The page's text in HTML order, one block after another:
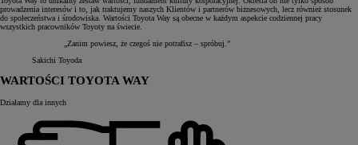
prowadzenia interesów i to, jak traktujemy naszych Klientów i partnerów biznesowych, lecz również stosunek
do społeczeństwa i środowiska. Wartości Toyota Way są obecne w każdym aspekcie codziennej pracy
wszystkich pracowników Toyoty na świecie.
„Zanim powiesz, że czegoś nie potrafisz – spróbuj.”
Sakichi Toyoda
WARTOŚCI TOYOTA WAY
Działamy dla innych